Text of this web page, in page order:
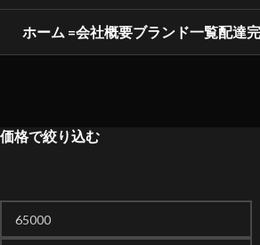
ホーム =会社概要ブランド一覧配達
価格で絞り込む